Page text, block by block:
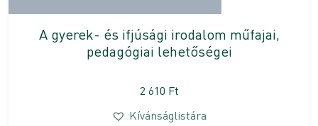
A gyerek- és ifjúsági irodalom műfajai,
pedagógiai lehetőségei
2 610 Ft
Kívánságlistára